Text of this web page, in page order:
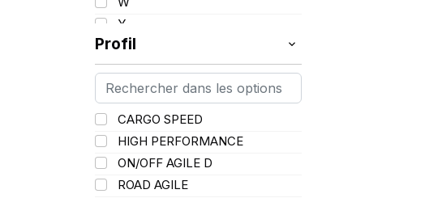
Y
Profil
CARGO SPEED
HIGH PERFORMANCE
ON/OFF AGILE D
ROAD AGILE